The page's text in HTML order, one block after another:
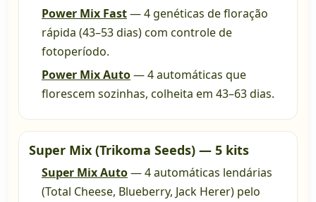
Power Mix Fast— 4 genéticas de floração
rápida (43–53 dias) com controle de
fotoperíodo.
Power Mix Auto— 4 automáticas que
florescem sozinhas, colheita em 43–63 dias.
Super Mix (Trikoma Seeds) — 5 kits
Super Mix Auto— 4 automáticas lendárias
(Total Cheese, Blueberry, Jack Herer) pelo